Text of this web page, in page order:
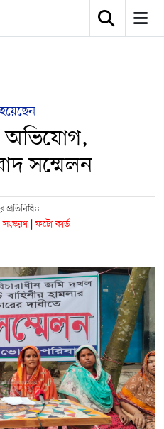
অভিযোগ,
সম্মেলন
সংস্করণ | ফটো কার্ড